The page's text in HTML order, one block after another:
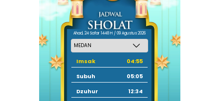
Ahad, 24 Safar 1448 H / 09 Agustus 2026
Imsak
04:55
Subuh
05:05
Dzuhur
12:34